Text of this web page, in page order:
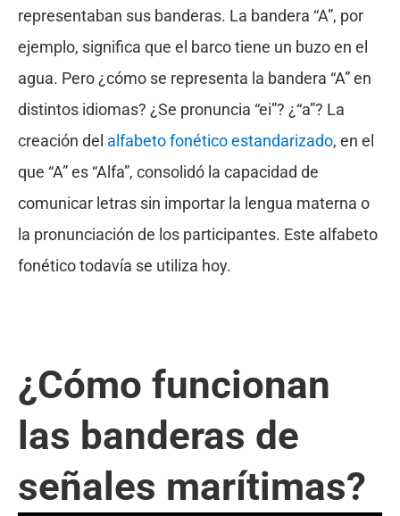
representaban sus banderas. La bandera “A”, por
ejemplo, significa que el barco tiene un buzo en el
agua. Pero ¿cómo se representa la bandera “A” en
distintos idiomas? ¿Se pronuncia “ei”? ¿“a”? La
creación del alfabeto fonético estandarizado, en el
que “A” es “Alfa”, consolidó la capacidad de
comunicar letras sin importar la lengua materna o
la pronunciación de los participantes. Este alfabeto
fonético todavía se utiliza hoy.
¿Cómo funcionan
las banderas de
señales marítimas?